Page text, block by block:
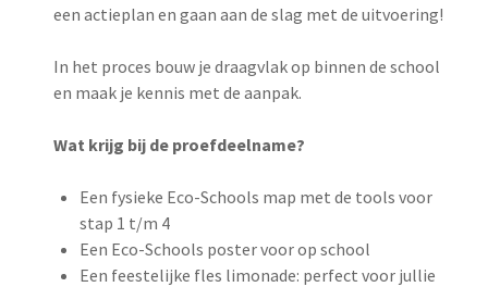
een actieplan en gaan aan de slag met de uitvoering!
In het proces bouw je draagvlak op binnen de school
en maak je kennis met de aanpak.
Wat krijg bij de proefdeelname?
Een fysieke Eco-Schools map met de tools voor
stap 1 t/m 4
Een Eco-Schools poster voor op school
Een feestelijke fles limonade: perfect voor jullie